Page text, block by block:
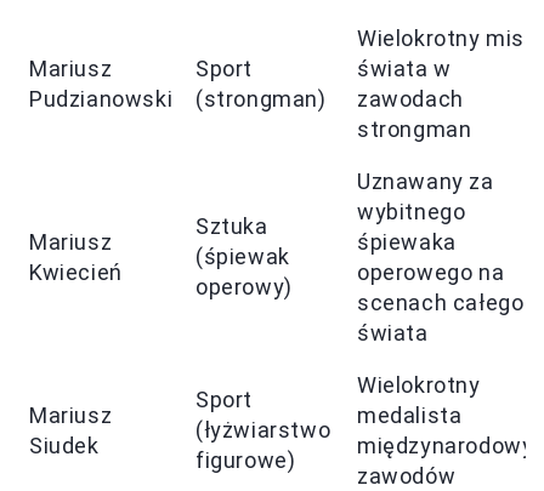
Mariusz
Pudzianowski
Sport
(strongman)
Wielokrotny
świata w
zawodach
strongman
Mariusz
Kwiecień
Sztuka
(śpiewak
operowy)
Uznawany za
wybitnego
śpiewaka
operowego na
scenach całego
świata
Mariusz
Siudek
Sport
(łyżwiarstwo
figurowe)
Wielokrotny
medalista
zawodów